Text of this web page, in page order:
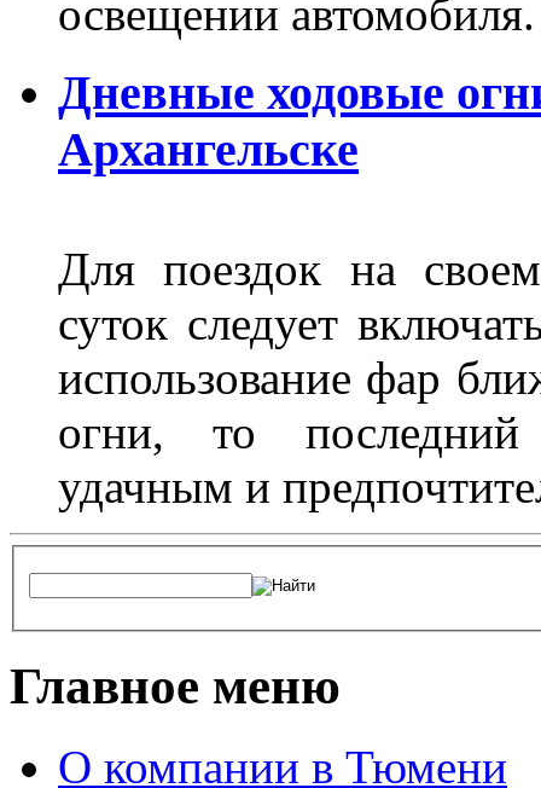
освещении автомобиля.
Дневные ходовые
Архангельске
Для поездок на
суток следует
использование фар
огни, то последний
удачным и
Главное меню
О компании в Тюмени